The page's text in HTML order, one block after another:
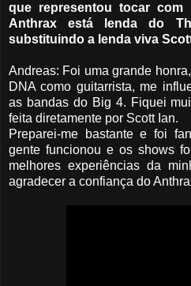
que representou tocar
Anthrax está lenda do
substituindo a lenda viva
Andreas: Foi uma grande
DNA como guitarrista, me
as bandas do Big 4. Fiquei
feita diretamente por Scott Ian.
Preparei-me bastante e foi
gente funcionou e os shows
melhores experiências da
agradecer a confiança do